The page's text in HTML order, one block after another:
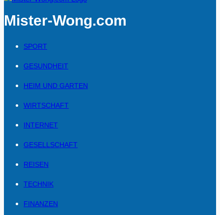
Mister-Wong.com
SPORT
GESUNDHEIT
HEIM UND GARTEN
WIRTSCHAFT
INTERNET
GESELLSCHAFT
REISEN
TECHNIK
FINANZEN